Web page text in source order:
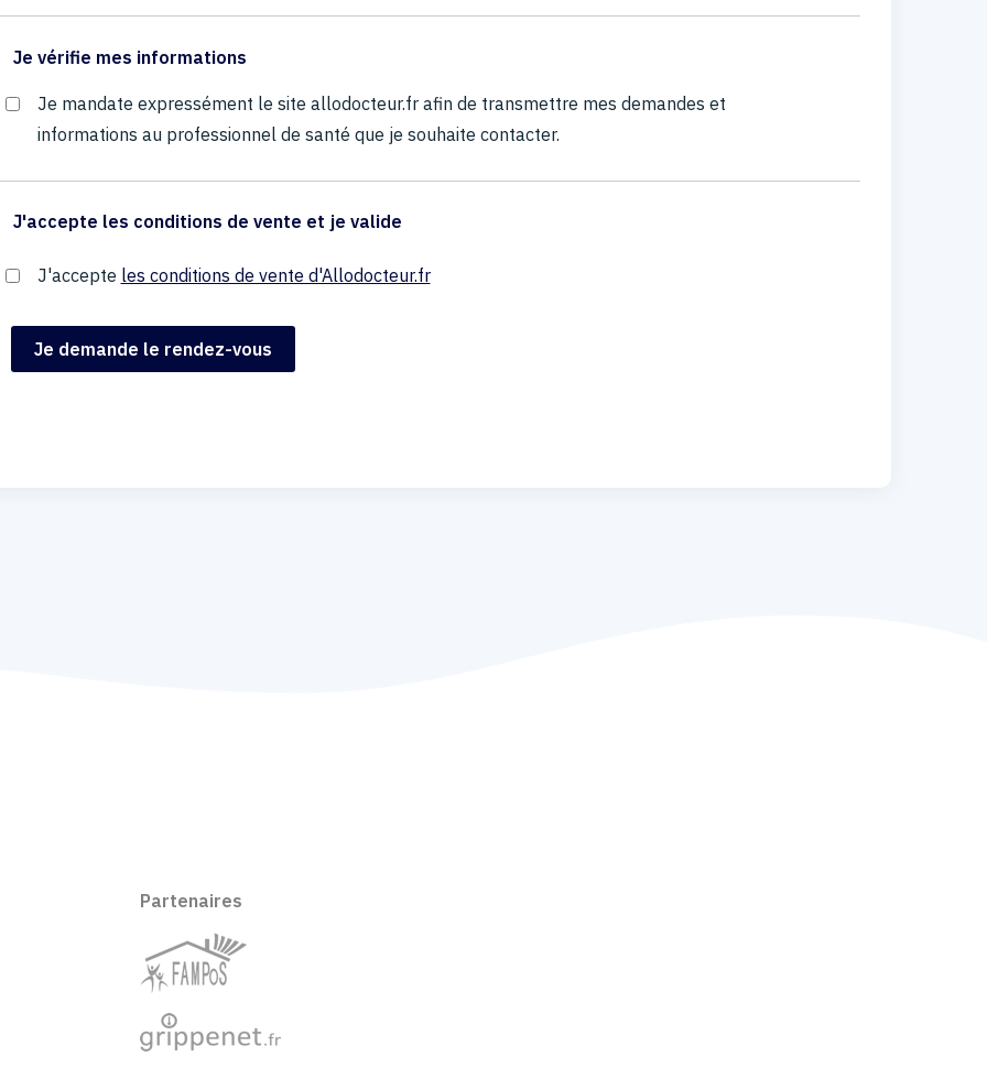
Je vérifie mes informations
Je mandate expressément le site allodocteur.fr afin de transmettre mes demandes et
informations au professionnel de santé que je souhaite contacter.
J'accepte les conditions de vente et je valide
J'accepte les conditions de vente d'Allodocteur.fr
Partenaires